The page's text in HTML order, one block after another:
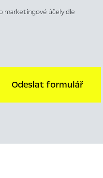
marketingové účely dle
Odeslat formulář